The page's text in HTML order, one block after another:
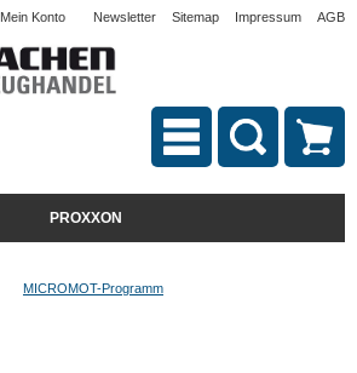
Mein Konto Newsletter Sitemap Impressum AGB
PROXXON
MICROMOT-Programm